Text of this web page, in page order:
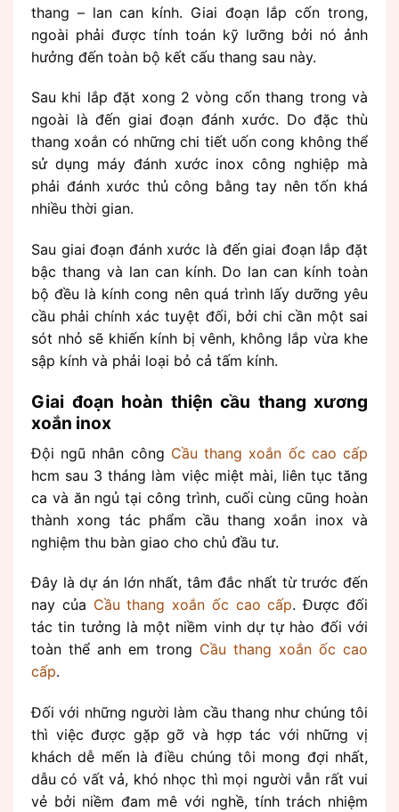
thang – lan can kính. Giai đoạn lắp cốn trong,
ngoài phải được tính toán kỹ lưỡng bởi nó ảnh
hưởng đến toàn bộ kết cấu thang sau này.
Sau khi lắp đặt xong 2 vòng cốn thang trong và
ngoài là đến giai đoạn đánh xước. Do đặc thù
thang xoắn có những chi tiết uốn cong không thể
sử dụng máy đánh xước inox công nghiệp mà
phải đánh xước thủ công bằng tay nên tốn khá
nhiều thời gian.
Sau giai đoạn đánh xước là đến giai đoạn lắp đặt
bậc thang và lan can kính. Do lan can kính toàn
bộ đều là kính cong nên quá trình lấy dưỡng yêu
cầu phải chính xác tuyệt đối, bởi chi cần một sai
sót nhỏ sẽ khiến kính bị vênh, không lắp vừa khe
sập kính và phải loại bỏ cả tấm kính.
Giai đoạn hoàn thiện cầu thang xương
xoắn inox
Đội ngũ nhân công Cầu thang xoắn ốc cao cấp
hcm sau 3 tháng làm việc miệt mài, liên tục tăng
ca và ăn ngủ tại công trình, cuối cùng cũng hoàn
thành xong tác phẩm cầu thang xoắn inox và
nghiệm thu bàn giao cho chủ đầu tư.
Đây là dự án lớn nhất, tâm đắc nhất từ trước đến
nay của Cầu thang xoắn ốc cao cấp. Được đối
tác tin tưởng là một niềm vinh dự tự hào đối với
toàn thể anh em trong Cầu thang xoắn ốc cao
cấp.
Đối với những người làm cầu thang như chúng tôi
thì việc được gặp gỡ và hợp tác với những vị
khách dễ mến là điều chúng tôi mong đợi nhất,
dẫu có vất vả, khó nhọc thì mọi người vẫn rất vui
vẻ bởi niềm đam mê với nghề, tính trách nhiệm